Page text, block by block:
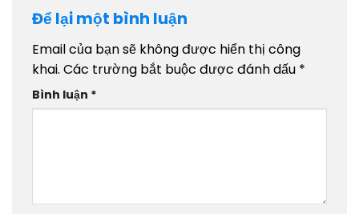
Để lại một bình luận
Email của bạn sẽ không được hiển thị công
khai. Các trường bắt buộc được đánh dấu *
Bình luận *